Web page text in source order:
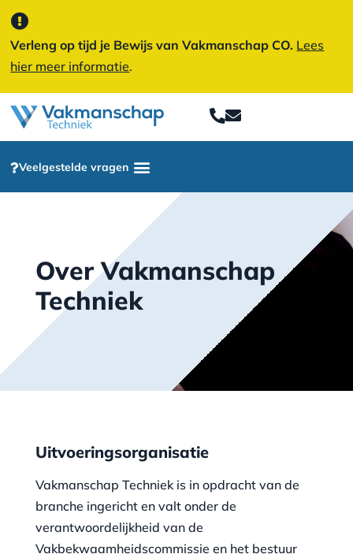
Verleng op tijd je Bewijs van Vakmanschap CO. Lees
hier meer informatie.
Veelgestelde vragen
Over Vakmanschap
Techniek